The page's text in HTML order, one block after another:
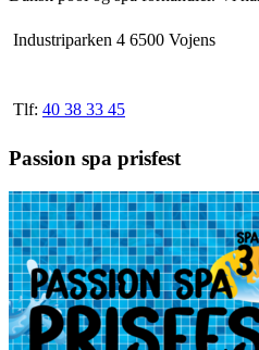
på
Industriparken 4 6500 Vojens
Tlf: 40 38 33 45
Passion spa prisfest